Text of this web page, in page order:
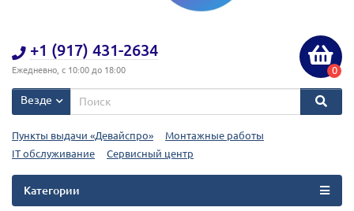
+1 (917) 431-2634
Ежедневно, с 10:00 до 18:00 0
Везде
Пункты выдачи «Девайспро»
Монтажные работы
IT обслуживание
Сервисный центр
Категории